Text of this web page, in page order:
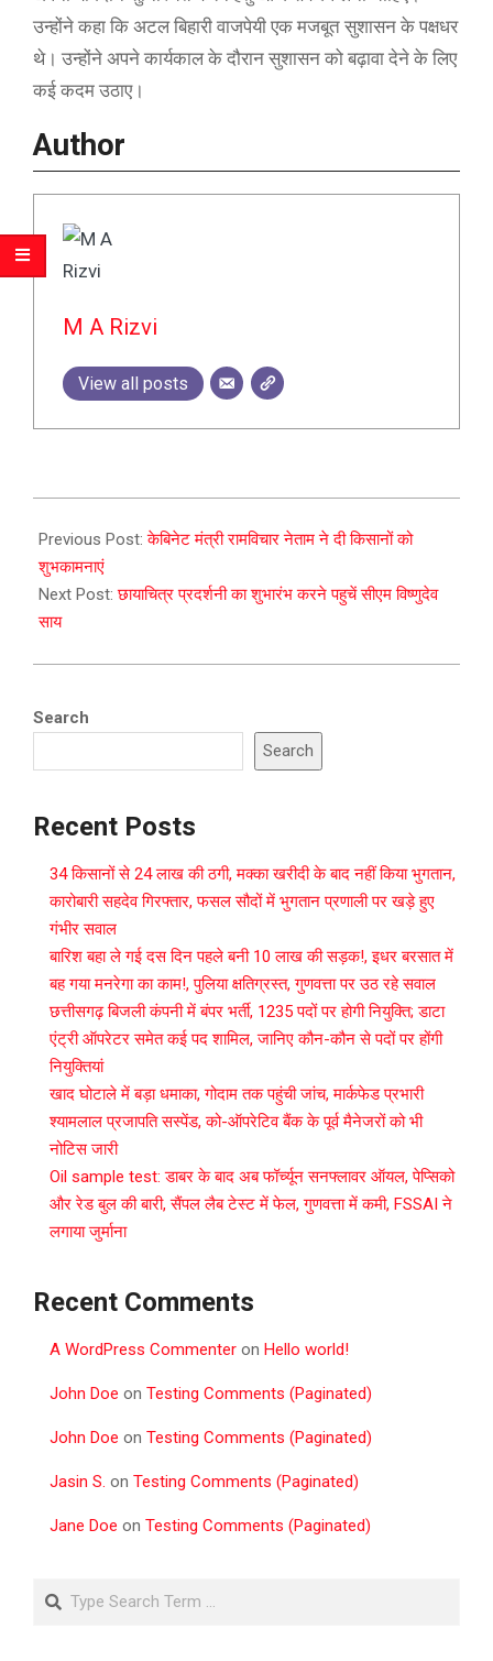
उन्होंने कहा कि अटल बिहारी वाजपेयी एक मजबूत सुशासन के पक्षधर
थे। उन्होंने अपने कार्यकाल के दौरान सुशासन को बढ़ावा देने के लिए
कई कदम उठाए।
Author
M A Rizvi
View all posts
12-
25
Previous Post:केबिनेट मंत्री रामविचार नेताम ने दी किसानों को
शुभकामनाएं
Next Post:छायाचित्र प्रदर्शनी का शुभारंभ करने पहुचें सीएम विष्णुदेव
साय
Search
Search
Recent Posts
34 किसानों से 24 लाख की ठगी, मक्का खरीदी के बाद नहीं किया भुगतान,
कारोबारी सहदेव गिरफ्तार, फसल सौदों में भुगतान प्रणाली पर खड़े हुए
गंभीर सवाल
बारिश बहा ले गई दस दिन पहले बनी 10 लाख की सड़क!, इधर बरसात में
बह गया मनरेगा का काम!, पुलिया क्षतिग्रस्त, गुणवत्ता पर उठ रहे सवाल
छत्तीसगढ़ बिजली कंपनी में बंपर भर्ती, 1235 पदों पर होगी नियुक्ति; डाटा
एंट्री ऑपरेटर समेत कई पद शामिल, जानिए कौन-कौन से पदों पर होंगी
नियुक्तियां
खाद घोटाले में बड़ा धमाका, गोदाम तक पहुंची जांच, मार्कफेड प्रभारी
श्यामलाल प्रजापति सस्पेंड, को-ऑपरेटिव बैंक के पूर्व मैनेजरों को भी
नोटिस जारी
Oil sample test: डाबर के बाद अब फॉर्च्यून सनफ्लावर ऑयल, पेप्सिको
और रेड बुल की बारी, सैंपल लैब टेस्ट में फेल, गुणवत्ता में कमी, FSSAI ने
लगाया जुर्माना
Recent Comments
A WordPress Commenter on Hello world!
John Doe on Testing Comments (Paginated)
John Doe on Testing Comments (Paginated)
Jasin S. on Testing Comments (Paginated)
Jane Doe on Testing Comments (Paginated)
Search